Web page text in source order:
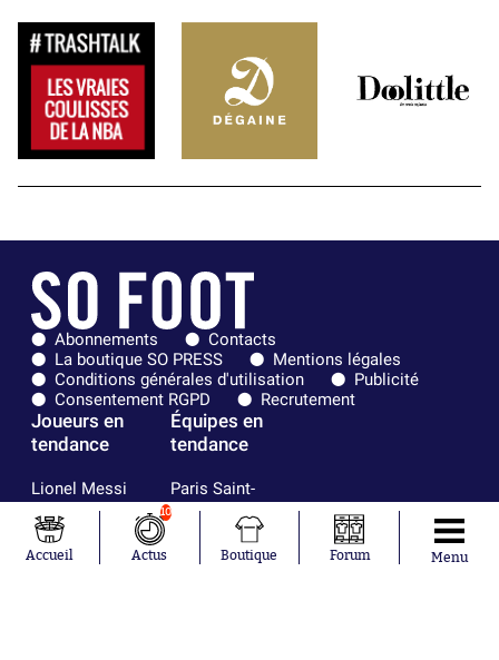
Abonnements
Contacts
La boutique SO PRESS
Mentions légales
Conditions générales d'utilisation
Publicité
Consentement RGPD
Recrutement
Joueurs en
tendance
Lionel Messi
Maghnes
Akliouche
Mohamed
Équipes en
tendance
Paris Saint-
Germain
Real Madrid
Olympique de
Marseille
Accueil
10
Actus Boutique Forum Menu